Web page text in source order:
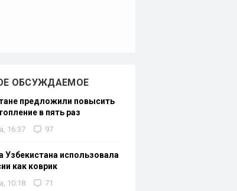
ОБСУЖДАЕМОЕ
предложили повысить
в пять раз
16:37 97
Узбекистана использовала
как коврик
10:18 71